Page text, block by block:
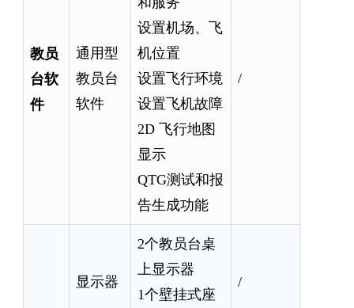
教员
台软
件
通用型
教员台
软件
设置机场、飞
机位置
设置飞行环境
设置飞机故障
2D 飞行地图
显示
QTG测试和报
告生成功能
/
显示器
2个教员台桌
上显示器
1个壁挂式座
/